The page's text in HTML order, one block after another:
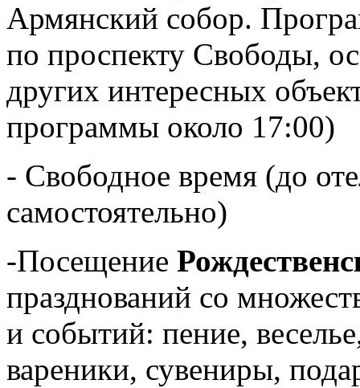
Армянский собор.
по проспекту Свободы,
других интересных
программы около 17:00)
- Свободное время (до
самостоятельно)
-Посещение
празднований со
и событий: пение,
вареники, сувениры,